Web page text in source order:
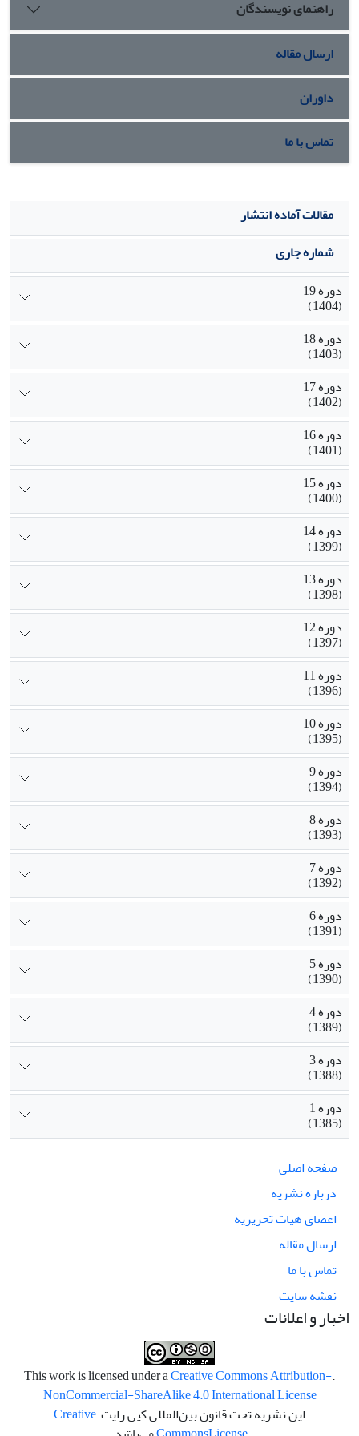
زندگی و سطح آموزش با ارزش های رهایی بخش یعنی نوع
دموکراتیک فرهنگ سیاسی است.یافته ها همچنین نشان از آن
واریانس گونه دموکراتیک فرهنگ سیاسی در استانهای ایران را
تبیین می کند.
راهنمای نویسندگان
ارسال مقاله
داوران
تماس با ما
مقالات آماده انتشار
شماره جاری
دوره 19
(1404)
دوره 18
(1403)
دوره 17
(1402)
دوره 16
(1401)
دوره 15
(1400)
دوره 14
(1399)
دوره 13
(1398)
دوره 12
(1397)
دوره 11
(1396)
دوره 10
(1395)
دوره 9
(1394)
دوره 8
(1393)
دوره 7
(1392)
دوره 6
(1391)
دوره 5
(1390)
دوره 4
(1389)
دوره 3
(1388)
دوره 1
(1385)
صفحه اصلی
درباره نشریه
اعضای هیات تحریریه
ارسال مقاله
تماس با ما
نقشه سایت
اخبار و اعلانات
.This work is licensed under a
Creative Commons Attribution-
NonCommercial-ShareAlike 4.0 International License
این نشریه تحت قانون بین‌المللی کپی رایت Creative